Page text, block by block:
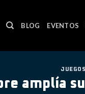
BLOG EVENTOS
amplía